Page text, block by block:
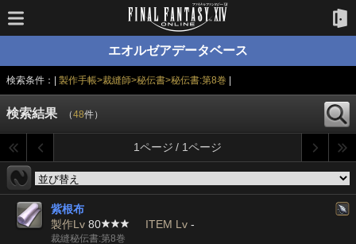
エオルゼアデータベース
検索条件：| 製作手帳>裁縫師>秘伝書>秘伝書:第8巻
検索結果 （48件）
1ページ / 1ページ
紫根布
製作Lv 80 ITEM Lv -
裁縫秘伝書:第8巻